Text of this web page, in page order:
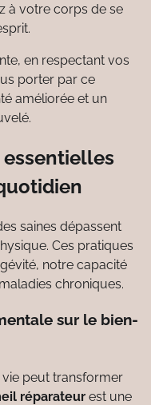
à votre corps de se
en respectant vos
porter par ce
améliorée et un
saines dépassent
Ces pratiques
notre capacité
chroniques.
sur le bien-
peut transformer
réparateur est une